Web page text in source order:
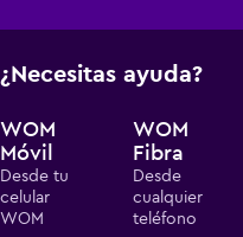
¿Necesitas ayuda?
WOM
Móvil
Desde tu
celular
WOM
WOM
Fibra
Desde
cualquier
teléfono